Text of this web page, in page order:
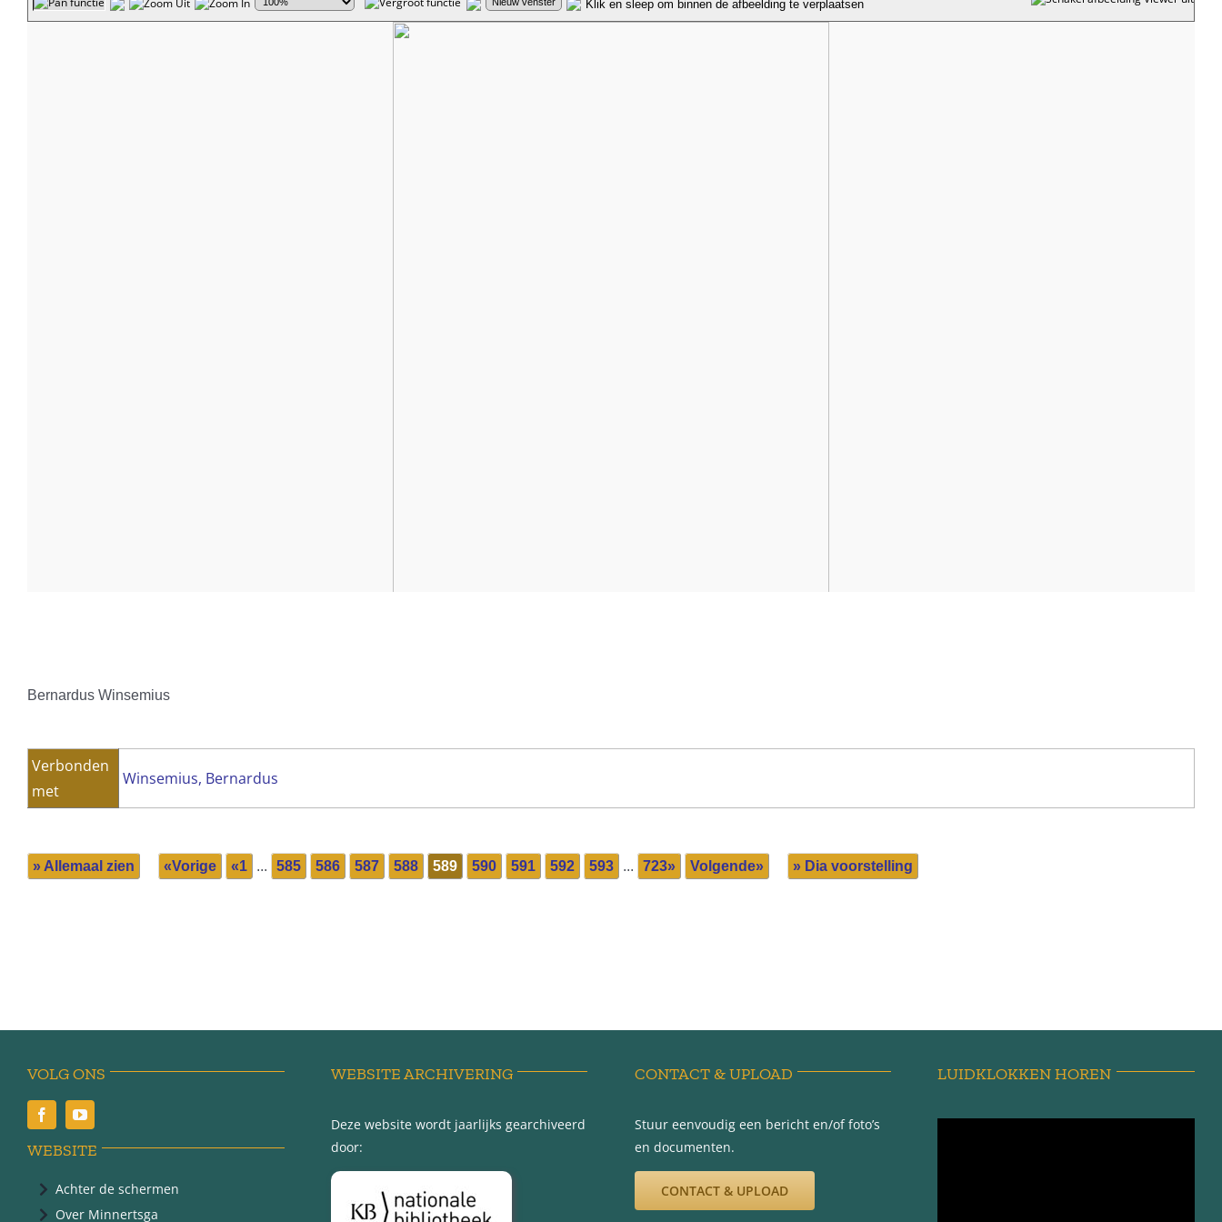
Bernardus Winsemius
Verbonden
met
Winsemius, Bernardus
» Allemaal zien «Vorige «1 ... 585 586 587 588 589 590 591 592 593 ... 723» Volgende» » Dia voorstelling
VOLG ONS
WEBSITE
Achter de schermen
Over Minnertsga
WEBSITE ARCHIVERING
Deze website wordt jaarlijks gearchiveerd
door:
CONTACT & UPLOAD
Stuur eenvoudig een bericht en/of foto’s
en documenten.
CONTACT & UPLOAD
LUIDKLOKKEN HOREN